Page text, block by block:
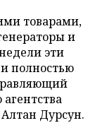
товарами,
и
эти
полностью
Дурсун.